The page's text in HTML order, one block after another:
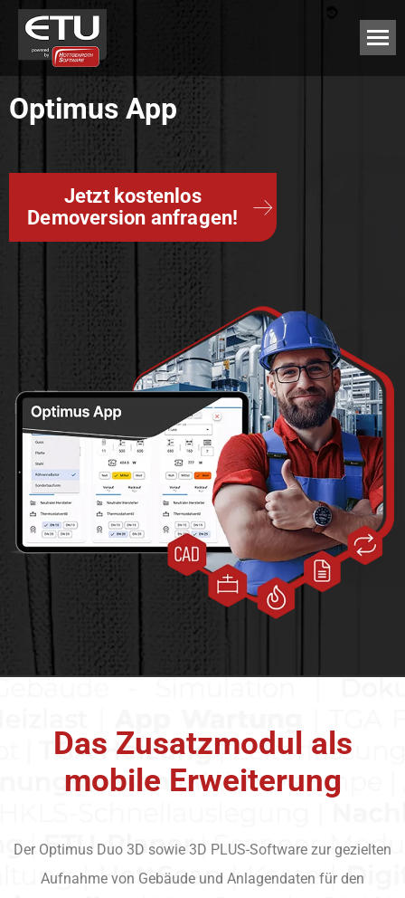
Optimus App
Jetzt kostenlos
Demoversion anfragen!
Das Zusatzmodul als
mobile Erweiterung
Der Optimus Duo 3D sowie 3D PLUS-Software zur gezielten
Aufnahme von Gebäude und Anlagendaten für den